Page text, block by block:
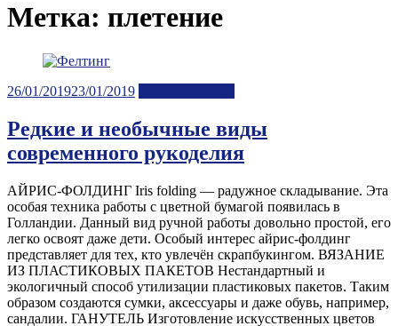
Метка: плетение
Posted
26/01/201923/01/2019
Редкие и необычные виды
современного рукоделия
АЙРИС-ФОЛДИНГ Iris folding — радужное складывание. Эта
особая техника работы с цветной бумагой появилась в
Голландии. Данный вид ручной работы довольно простой, его
легко освоят даже дети. Особый интерес айрис-фолдинг
представляет для тех, кто увлечён скрапбукингом. ВЯЗАНИЕ
ИЗ ПЛАСТИКОВЫХ ПАКЕТОВ Нестандартный и
экологичный способ утилизации пластиковых пакетов. Таким
образом создаются сумки, аксессуары и даже обувь, например,
сандалии. ГАНУТЕЛЬ Изготовление искусственных цветов